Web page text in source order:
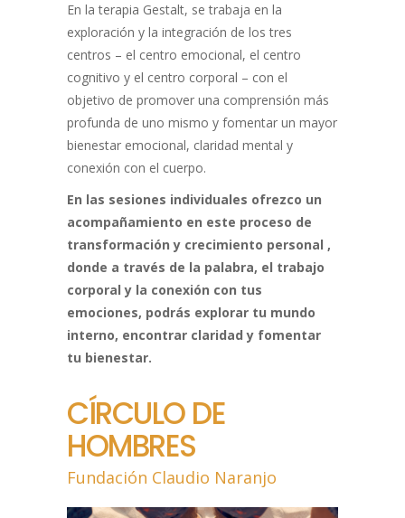
En la terapia Gestalt, se trabaja en la
exploración y la integración de los tres
centros – el centro emocional, el centro
cognitivo y el centro corporal – con el
objetivo de promover una comprensión más
profunda de uno mismo y fomentar un mayor
bienestar emocional, claridad mental y
conexión con el cuerpo.
En las sesiones individuales ofrezco un
acompañamiento en este proceso de
transformación y crecimiento personal ,
donde a través de la palabra, el trabajo
corporal y la conexión con tus
emociones, podrás explorar tu mundo
interno, encontrar claridad y fomentar
tu bienestar.
CÍRCULO DE
HOMBRES
Fundación Claudio Naranjo